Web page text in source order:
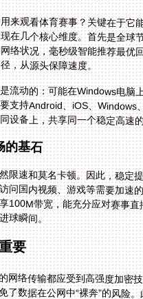
来观看体育赛事？关键在于它
在几个核心维度。首先是全球
，并能根据你的实际位置和网络状况，毫
，从源头保障速度。
流动的：可能在Windows电脑
支持Android、iOS、
设备上，共享同一个稳定高速
的基石
限速和莫名卡顿。因此，稳定
问国内视频、游戏等需要加速
100M带宽，能充分应对赛事
球瞬间。
要
网络传输都应受到高强度加密
了数据在公网中“裸奔”的风险
发现连接出现小问题时，能否